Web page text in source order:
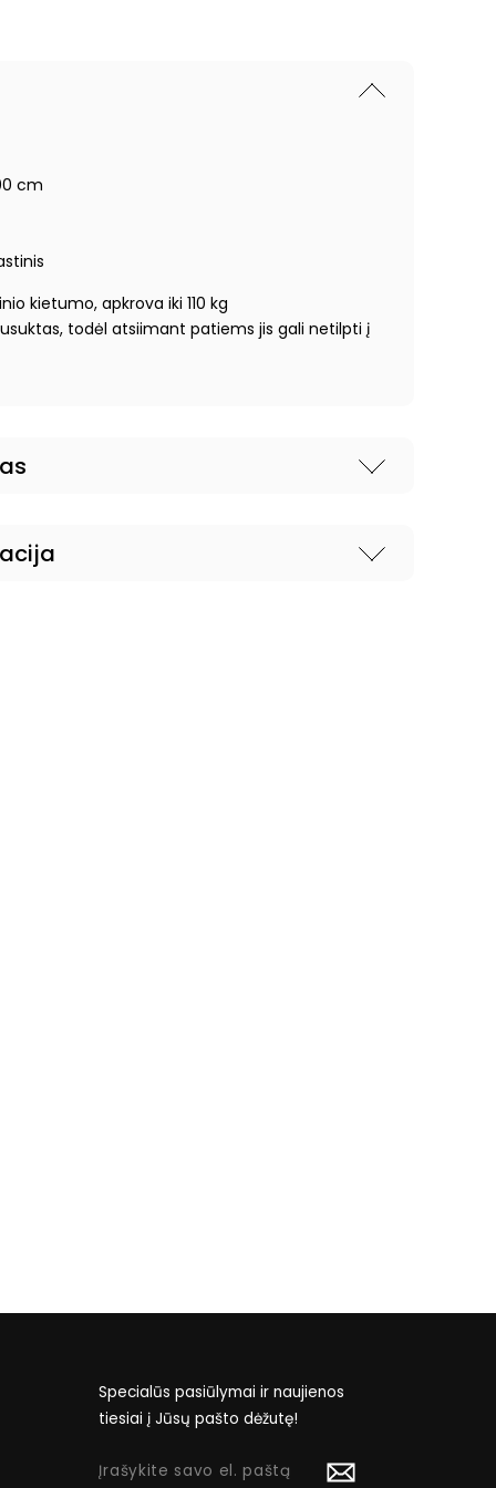
cm
kietumo, apkrova iki 110 kg
todėl atsiimant patiems jis gali netilpti į
Specialūs pasiūlymai ir naujienos
tiesiai į Jūsų pašto dėžutę!
ĮRAŠYKITE